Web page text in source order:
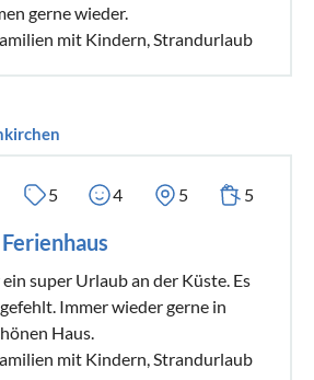
gerne wieder.
mit Kindern, Strandurlaub
5 4 5 5
super Urlaub an der Küste. Es
Immer wieder gerne in
Haus.
mit Kindern, Strandurlaub